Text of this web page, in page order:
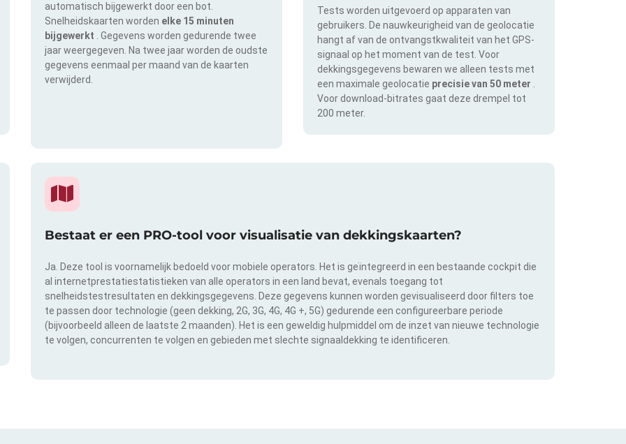
automatisch bijgewerkt door een bot.
Snelheidskaarten worden elke 15 minuten
bijgewerkt
. Gegevens worden gedurende twee
jaar weergegeven. Na twee jaar worden de oudste
gegevens eenmaal per maand van de kaarten
verwijderd.
Tests worden uitgevoerd op apparaten van
gebruikers. De nauwkeurigheid van de geolocatie
hangt af van de ontvangstkwaliteit van het GPS-
signaal op het moment van de test. Voor
dekkingsgegevens bewaren we alleen tests met
een maximale geolocatie precisie van 50 meter
Voor download-bitrates gaat deze drempel tot
200 meter.
Bestaat er een PRO-tool voor visualisatie van dekkingskaarten?
Ja. Deze tool is voornamelijk bedoeld voor mobiele operators. Het is geïntegreerd in een bestaande cockpit die
al internetprestatiestatistieken van alle operators in een land bevat, evenals toegang tot
snelheidstestresultaten en dekkingsgegevens. Deze gegevens kunnen worden gevisualiseerd door filters toe
te passen door technologie (geen dekking, 2G, 3G, 4G, 4G +, 5G) gedurende een configureerbare periode
(bijvoorbeeld alleen de laatste 2 maanden). Het is een geweldig hulpmiddel om de inzet van nieuwe technologie
te volgen, concurrenten te volgen en gebieden met slechte signaaldekking te identificeren.